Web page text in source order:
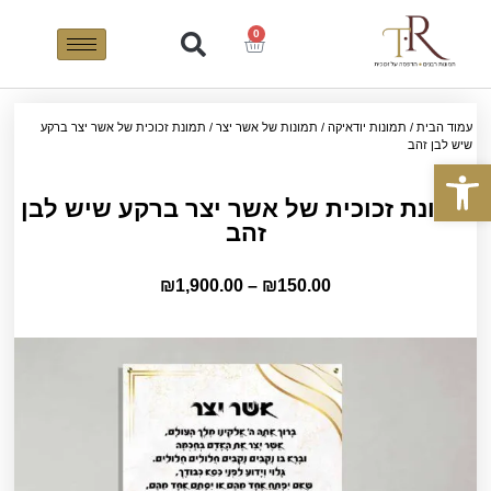
0
עמוד הבית / תמונות יודאיקה / תמונות של אשר יצר / תמונת זכוכית של אשר יצר ברקע
שיש לבן זהב
תמונת זכוכית של אשר יצר ברקע שיש לבן
זהב
₪150.00
–
₪1,900.00
פתח סרגל נגישות